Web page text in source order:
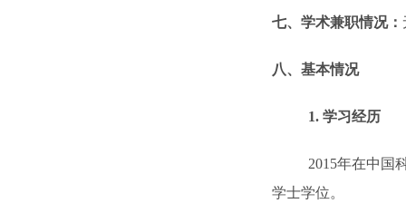
七、学术兼职情况：
八、基本情况
1. 学习经历
2015年在中国
学士学位。